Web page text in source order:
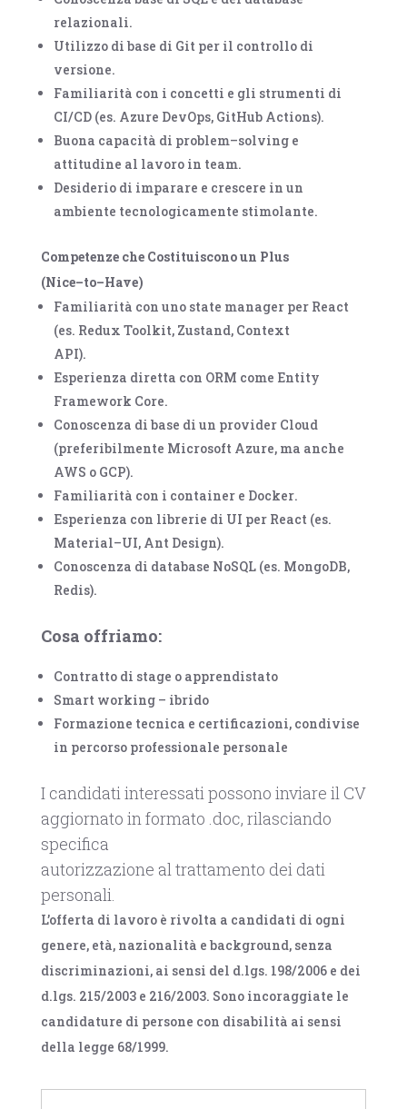
relazionali.
Utilizzo di base di Git per il controllo di
versione.
Familiarità con i concetti e gli strumenti di
CI/CD (es. Azure DevOps, GitHub Actions).
Buona capacità di problem–solving e
attitudine al lavoro in team.
Desiderio di imparare e crescere in un
ambiente tecnologicamente stimolante.
Competenze che Costituiscono un Plus
(Nice–to–Have)
Familiarità con uno state manager per React
(es. Redux Toolkit, Zustand, Context
API).
Esperienza diretta con ORM come Entity
Framework Core.
Conoscenza di base di un provider Cloud
(preferibilmente Microsoft Azure, ma anche
AWS o GCP).
Familiarità con i container e Docker.
Esperienza con librerie di UI per React (es.
Material–UI, Ant Design).
Conoscenza di database NoSQL (es. MongoDB,
Redis).
Cosa offriamo:
Contratto di stage o apprendistato
Smart working – ibrido
Formazione tecnica e certificazioni, condivise
in percorso professionale personale
I candidati interessati possono inviare il CV
aggiornato in formato .doc, rilasciando
specifica
autorizzazione al trattamento dei dati
personali.
L’offerta di lavoro è rivolta a candidati di ogni
genere, età, nazionalità e background, senza
discriminazioni, ai sensi del d.lgs. 198/2006 e dei
d.lgs. 215/2003 e 216/2003. Sono incoraggiate le
candidature di persone con disabilità ai sensi
della legge 68/1999.